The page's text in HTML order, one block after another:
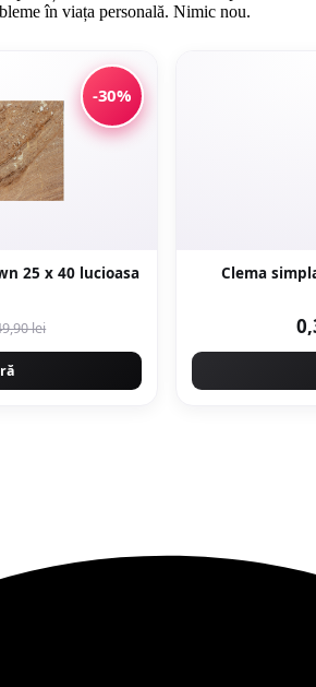
în viața personală. Nimic nou.
-30%
Faianta Lorca Dark Brown 25 x 40 lucioasa
lei